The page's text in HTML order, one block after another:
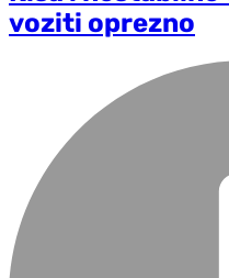
voziti oprezno